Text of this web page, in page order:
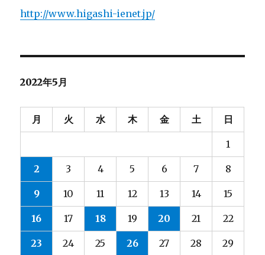
ゲ
ー
シ
ョ
ン
http://www.higashi-ienet.jp/
2022年5月
月 火 水 木 金 土 日
1
2 3 4 5 6 7 8
9 10 11 12 13 14 15
16 17 18 19 20 21 22
23 24 25 26 27 28 29